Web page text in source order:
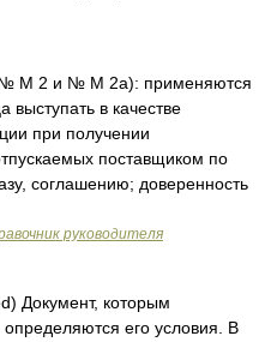
М 2 и № М 2а): применяются
в качестве
при получении
поставщиком по
соглашению; доверенность
руководителя
Документ, которым
его условия. В